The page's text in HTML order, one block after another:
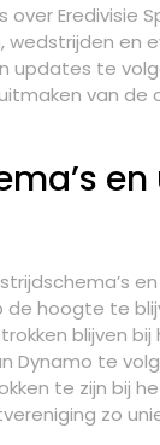
Eredivisie
wedstrijden en
updates te
van de
hoogte te
blijven
Dynamo te
te zijn bij
zo